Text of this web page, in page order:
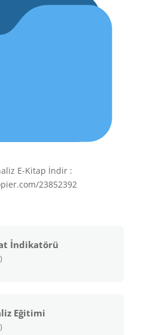
E-Kitap İndir :
23852392
İndikatörü
Eğitimi